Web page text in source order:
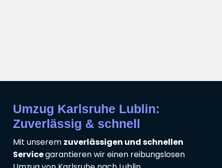
Umzug Karlsruhe Lublin:
Zuverlässig & schnell
Mit unserem zuverlässigen und schnellen
Servicegarantieren wir einen reibungslosen